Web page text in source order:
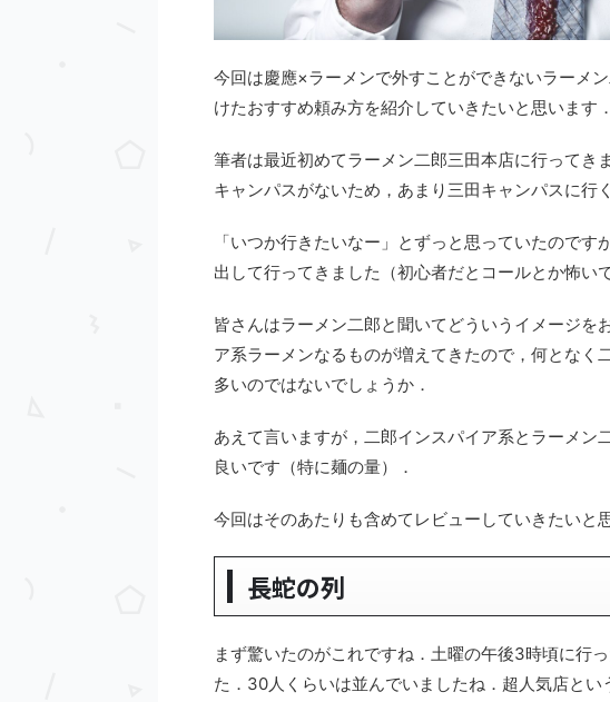
今回は慶應×ラーメンで外すことができないラーメ
けたおすすめ頼み方を紹介していきたいと思います．
筆者は最近初めてラーメン二郎三田本店に行ってき
キャンパスがないため，あまり三田キャンパスに行
「いつか行きたいなー」とずっと思っていたので
出して行ってきました（初心者だとコールとか怖い
皆さんはラーメン二郎と聞いてどういうイメージを
ア系ラーメンなるものが増えてきたので，何となく
多いのではないでしょうか．
あえて言いますが，二郎インスパイア系とラーメン
良いです（特に麺の量）．
今回はそのあたりも含めてレビューしていきたいと
長蛇の列
まず驚いたのがこれですね．土曜の午後3時頃に行
た．30人くらいは並んでいましたね．超人気店と